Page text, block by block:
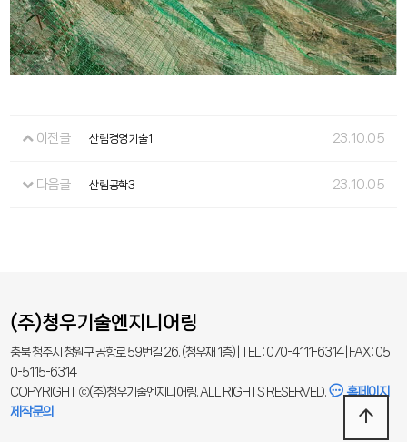
이전글 산림경영기술1 23.10.05
다음글 산림공학3 23.10.05
(주)청우기술엔지니어링
충북 청주시 청원구 공항로 59번길 26. (청우재 1층) | TEL : 070-4111-6314 | FAX : 05
0-5115-6314
COPYRIGHT ⓒ(주)청우기술엔지니어링. ALL RIGHTS RESERVED.
홈페이지
제작문의
arrow_upward